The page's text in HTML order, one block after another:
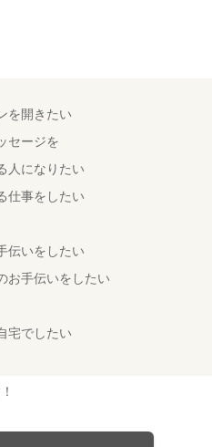
を開きたい
セージを
人になりたい
仕事をしたい
伝いをしたい
お手伝いをしたい
宅でしたい